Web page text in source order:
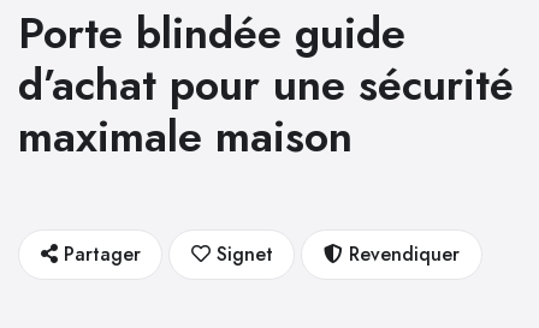
Porte blindée guide
d’achat pour une sécurité
maximale maison
Partager Signet Revendiquer